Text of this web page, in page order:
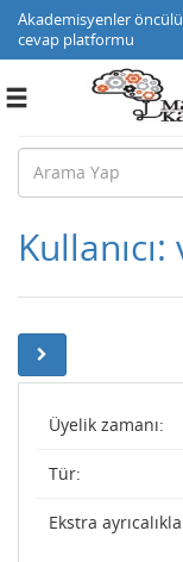
Akademisyenler
cevap platformu
Toggle
Üyelik zamanı:
Tür:
Ekstra